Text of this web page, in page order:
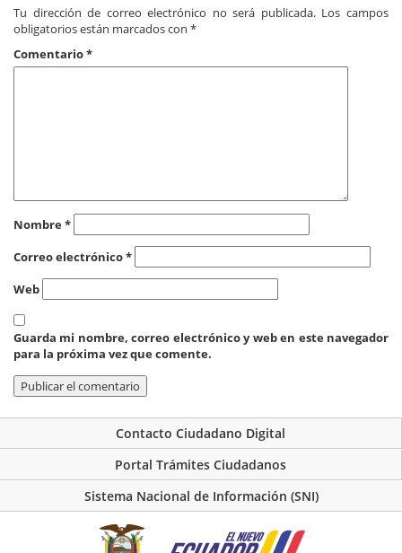
Tu dirección de correo electrónico no será publicada. Los campos
obligatorios están marcados con *
Comentario*
Nombre*
Correo electrónico*
Web
Guarda mi nombre, correo electrónico y web en este navegador
para la próxima vez que comente.
Contacto Ciudadano Digital
Portal Trámites Ciudadanos
Sistema Nacional de Información (SNI)